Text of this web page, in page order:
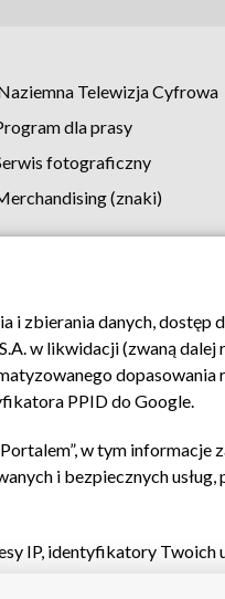
Telewizja Cyfrowa
dla prasy
fotograficzny
(znaki)
Biuro reklamy Kontakt
i zbierania danych, dostęp
w likwidacji (zwaną dalej
PPID do Google.
w tym informacje
i bezpiecznych usług,
IP, identyfikatory